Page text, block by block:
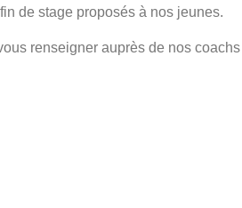
de stage proposés à nos jeunes.
renseigner auprès de nos